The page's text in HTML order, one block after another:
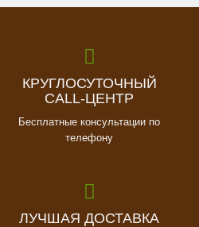
КРУГЛОСУТОЧНЫЙ
CALL-ЦЕНТР
Бесплатные консультации по
телефону
ЛУЧШАЯ ДОСТАВКА